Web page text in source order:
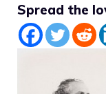
Spread the